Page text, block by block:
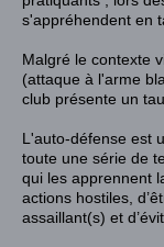
s'appréhendent en
Malgré le contexte
(attaque à l'arme
club présente un
L'auto-défense est
toute une série de
qui les apprennent
actions hostiles,
assaillant(s) et